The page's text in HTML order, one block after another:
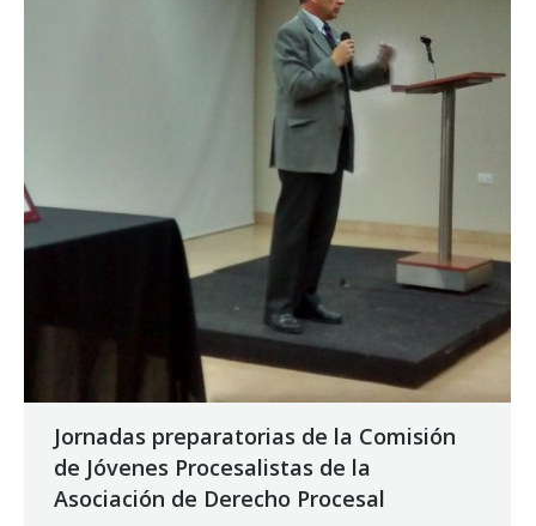
Jornadas preparatorias de la Comisión
de Jóvenes Procesalistas de la
Asociación de Derecho Procesal